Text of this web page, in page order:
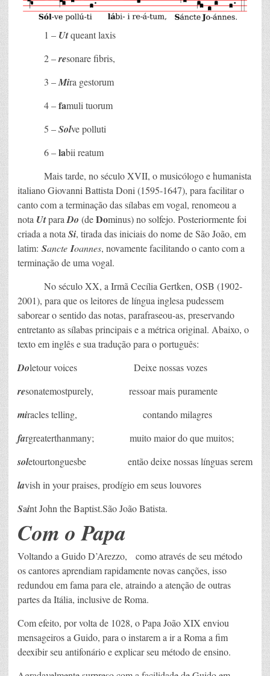
1 – Utqueant laxis
2 –resonare fibris,
3 –Mira gestorum
4 –famuli tuorum
5 –Solve polluti
6 –labii reatum
Mais tarde, no século XVII, o musicólogo e humanista
italiano Giovanni Battista Doni (1595-1647), para facilitar o
canto com a terminação das sílabas em vogal, renomeou a
nota UtparaDo (deDominus) no solfejo. Posteriormente foi
criada a notaSi, tirada das iniciais do nome de São João, em
latim: SancteIoannes, novamente facilitando o canto com a
terminação de uma vogal.
No século XX, a Irmã Cecília Gertken, OSB (1902-
2001), para que os leitores de língua inglesa pudessem
saborear o sentido das notas, parafraseou-as, preservando
entretanto as sílabas principais e a métrica original. Abaixo, o
texto em inglês e sua tradução para o português:
Doletour voices Deixe nossas vozes
resonatemostpurely, ressoar mais puramente
miracles telling, contando milagres
fargreaterthanmany; muito maior do que muitos;
soletourtonguesbe então deixe nossas línguas serem
lavish in your praises, prodígio em seus louvores
Saint John the Baptist.São João Batista.
Com o Papa
Voltando a Guido D’Arezzo, como através de seu método
os cantores aprendiam rapidamente novas canções, isso
redundou em fama para ele, atraindo a atenção de outras
partes da Itália, inclusive de Roma.
Com efeito, por volta de 1028, o Papa João XIX enviou
mensageiros a Guido, para o instarem a ir a Roma a fim
deexibir seu antifonário e explicar seu método de ensino.